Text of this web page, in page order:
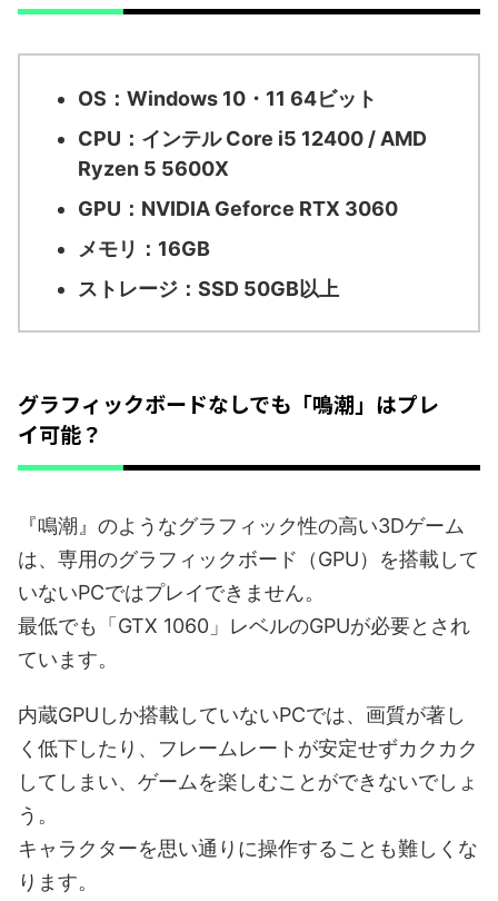
OS：Windows 10・11 64ビット
CPU：インテル Core i5 12400 / AMD
Ryzen 5 5600X
GPU：NVIDIA Geforce RTX 3060
メモリ：16GB
ストレージ：SSD 50GB以上
グラフィックボードなしでも「鳴潮」はプレ
イ可能？
『鳴潮』のようなグラフィック性の高い3Dゲーム
は、専用のグラフィックボード（GPU）を搭載して
いないPCではプレイできません。
最低でも「GTX 1060」レベルのGPUが必要とされ
ています。
内蔵GPUしか搭載していないPCでは、画質が著し
く低下したり、フレームレートが安定せずカクカク
してしまい、ゲームを楽しむことができないでしょ
う。
キャラクターを思い通りに操作することも難しくな
ります。